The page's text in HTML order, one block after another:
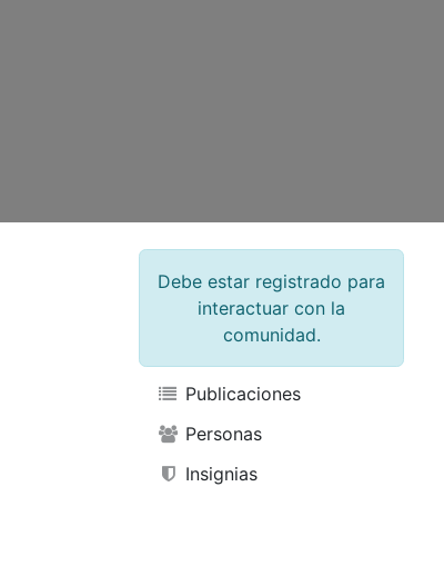
Debe estar registrado para
interactuar con la
comunidad.
Publicaciones
Personas
Insignias